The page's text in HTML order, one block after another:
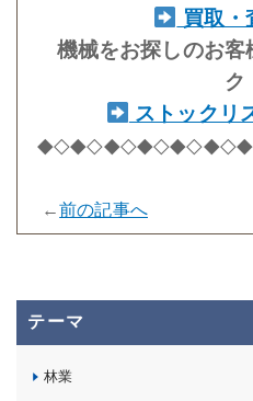
買取・
機械をお探しのお客
ク
ストックリ
←前の記事へ
テーマ
林業